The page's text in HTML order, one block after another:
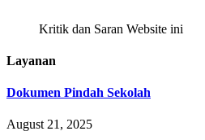
Kritik dan Saran Website ini
Layanan
Dokumen Pindah Sekolah
August 21, 2025